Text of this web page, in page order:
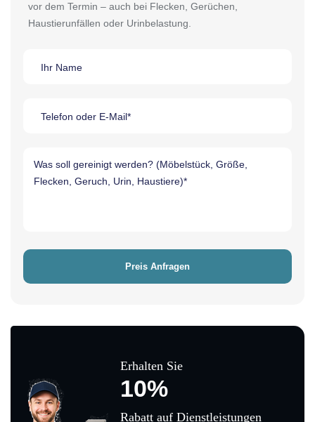
vor dem Termin – auch bei Flecken, Gerüchen,
Haustierunfällen oder Urinbelastung.
Erhalten Sie
10%
Rabatt auf Dienstleistungen